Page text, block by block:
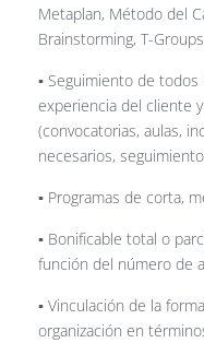
Metaplan, Método del
Brainstorming, T-
▪️ Seguimiento de
experiencia del cliente
(convocatorias, aulas,
necesarios,
▪️ Programas de corta,
▪️ Bonificable total o
función del número de
▪️ Vinculación de la
organización en